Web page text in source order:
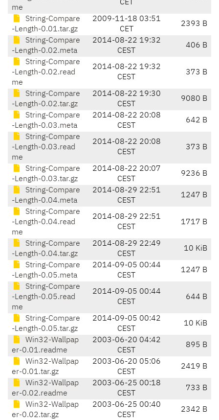
me
CET
String-Compare
-Length-0.01.tar.gz
2009-11-18 03:51
CET
2393 B
String-Compare
-Length-0.02.meta
2014-08-22 19:32
CEST
406 B
String-Compare
-Length-0.02.read
me
2014-08-22 19:32
CEST
373 B
String-Compare
-Length-0.02.tar.gz
2014-08-22 19:30
CEST
9080 B
String-Compare
-Length-0.03.meta
2014-08-22 20:08
CEST
642 B
String-Compare
-Length-0.03.read
me
2014-08-22 20:08
CEST
373 B
String-Compare
-Length-0.03.tar.gz
2014-08-22 20:07
CEST
9236 B
String-Compare
-Length-0.04.meta
2014-08-29 22:51
CEST
1247 B
String-Compare
-Length-0.04.read
me
2014-08-29 22:51
CEST
1717 B
String-Compare
-Length-0.04.tar.gz
2014-08-29 22:49
CEST
10 KiB
String-Compare
-Length-0.05.meta
2014-09-05 00:44
CEST
1247 B
String-Compare
-Length-0.05.read
me
2014-09-05 00:44
CEST
644 B
String-Compare
-Length-0.05.tar.gz
2014-09-05 00:42
CEST
10 KiB
Win32-Wallpap
er-0.01.readme
2003-06-20 04:42
CEST
895 B
Win32-Wallpap
er-0.01.tar.gz
2003-06-20 05:06
CEST
2419 B
Win32-Wallpap
er-0.02.readme
2003-06-25 00:18
CEST
733 B
Win32-Wallpap
er-0.02.tar.gz
2003-06-25 00:40
CEST
2342 B